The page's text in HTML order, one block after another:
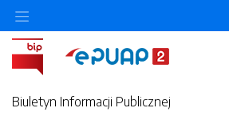
Biuletyn Informacji Publicznej